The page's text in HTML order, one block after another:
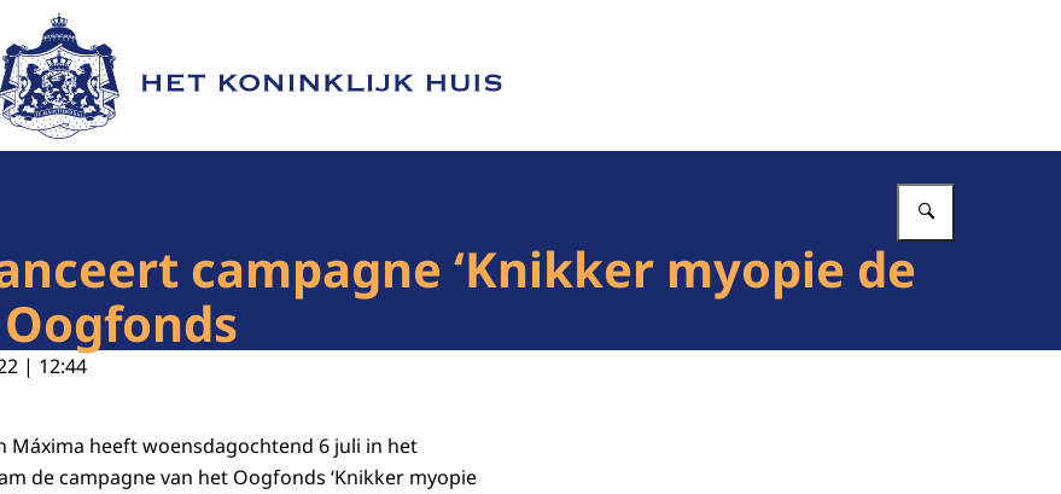
Naar de homepage van Het Koninklijk Huis
campagne ‘Knikker myopie de
| 12:44
Máxima heeft woensdagochtend 6 juli in het
de campagne van het Oogfonds ‘Knikker myopie